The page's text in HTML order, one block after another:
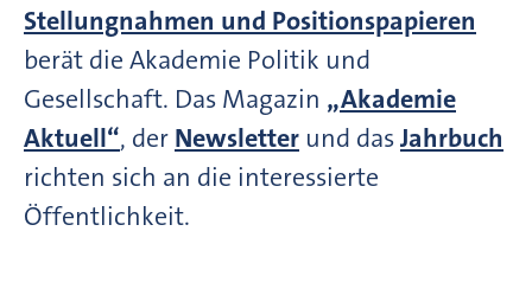
Stellungnahmen und Positionspapieren
berät die Akademie Politik und
Gesellschaft. Das Magazin „Akademie
Aktuell“, der Newsletter und dasJahrbuch
richten sich an die interessierte
Öffentlichkeit.